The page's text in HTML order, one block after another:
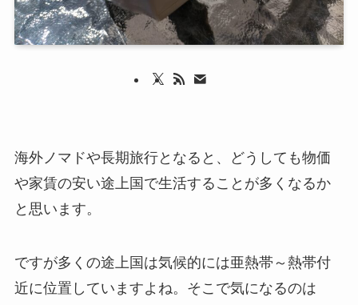
海外ノマドや長期旅行となると、どうしても物価
や家賃の安い途上国で生活することが多くなるか
と思います。
ですが多くの途上国は気候的には亜熱帯～熱帯付
近に位置していますよね。そこで気になるのは